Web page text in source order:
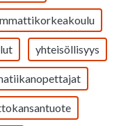
yhteisöllisyys